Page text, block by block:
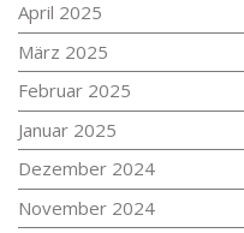
April 2025
März 2025
Februar 2025
Januar 2025
Dezember 2024
November 2024